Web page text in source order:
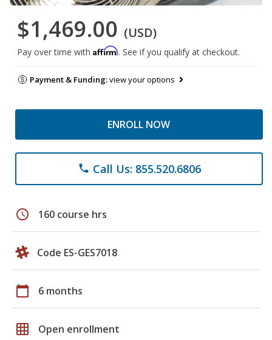
$1,469.00 (USD)
Pay over time with Affirm. See if you qualify at checkout.
Payment & Funding:view your options
ENROLL NOW
phone Call Us: 855.520.6806
schedule 160 course hrs
Code ES-GES7018
calendar_today 6 months
grid_on Open enrollment